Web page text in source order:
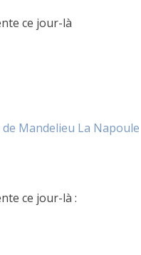
ce jour-là
Mandelieu La Napoule
ce jour-là :